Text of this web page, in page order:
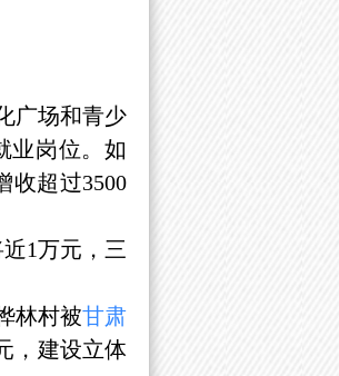
广场和青少
业岗位。如
收超过3500
1万元，三
林村被甘肃
，建设立体